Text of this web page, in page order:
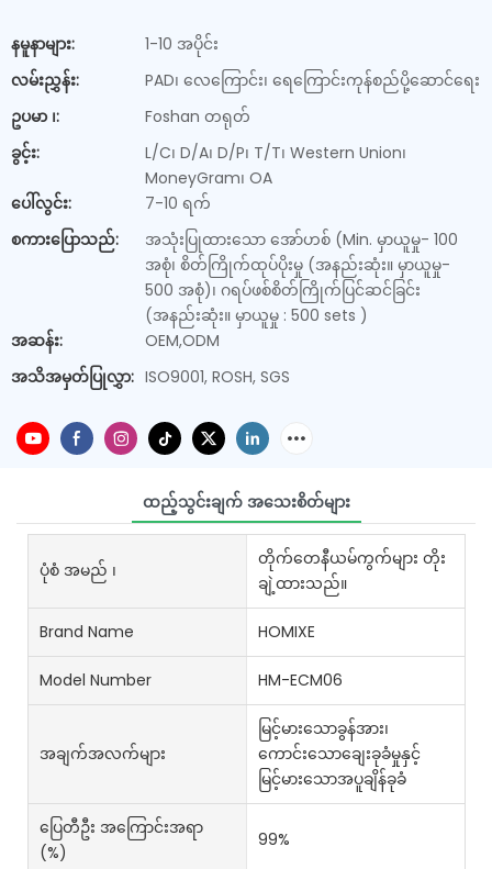
နမူနာများ:
1-10 အပိုင်း
လမ်းညွှန်း:
PAD၊ လေကြောင်း၊ ရေကြောင်းကုန်စည်ပို့ဆောင်ရေး
ဥပမာ ၊:
Foshan တရုတ်
ခွင့်း:
L/C၊ D/A၊ D/P၊ T/T၊ Western Union၊
MoneyGram၊ OA
ပေါ်လွင်း:
7-10 ရက်
စကားပြောသည်:
အသုံးပြုထားသော အော်ဟစ် (Min. မှာယူမှု- 100
အစုံ၊ စိတ်ကြိုက်ထုပ်ပိုးမှု (အနည်းဆုံး။ မှာယူမှု-
500 အစုံ)၊ ဂရပ်ဖစ်စိတ်ကြိုက်ပြင်ဆင်ခြင်း
(အနည်းဆုံး။ မှာယူမှု : 500 sets )
အဆန်း:
OEM,ODM
အသိအမှတ်ပြုလွှာ: ISO9001, ROSH, SGS
ထည့်သွင်းချက် အသေးစိတ်များ
ပုံစံ အမည် ၊
တိုက်တေနီယမ်ကွက်များ တိုး
ချဲ့ထားသည်။
Brand Name HOMIXE
Model Number HM-ECM06
အချက်အလက်များ
မြင့်မားသောခွန်အား၊
ကောင်းသောချေးခုခံမှုနှင့်
မြင့်မားသောအပူချိန်ခုခံ
ပြေတီဦး အကြောင်းအရာ
(%)
99%